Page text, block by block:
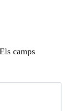
Els camps